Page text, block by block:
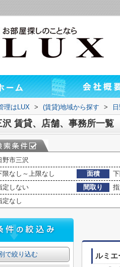
理はLUX > (賃貸)地域から探す >
沢 賃貸、店舗、事務所一覧
野市三沢
限なし～上限なし 面積
定しない 間取り
定なし
ルミ
で絞り込む